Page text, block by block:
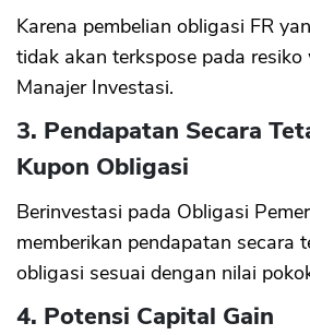
Karena pembelian obligasi FR
tidak akan terkspose pada
Manajer Investasi.
3. Pendapatan Secara
Kupon Obligasi
Berinvestasi pada Obligasi
memberikan pendapatan secara
obligasi sesuai dengan nilai
4. Potensi Capital Gain